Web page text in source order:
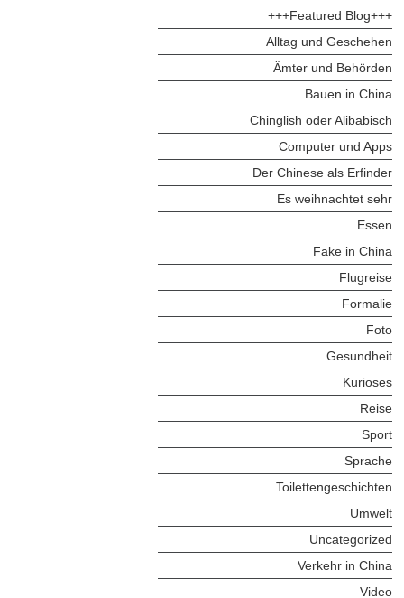
+++Featured Blog+++
Alltag und Geschehen
Ämter und Behörden
Bauen in China
Chinglish oder Alibabisch
Computer und Apps
Der Chinese als Erfinder
Es weihnachtet sehr
Essen
Fake in China
Flugreise
Formalie
Foto
Gesundheit
Kurioses
Reise
Sport
Sprache
Toilettengeschichten
Umwelt
Uncategorized
Verkehr in China
Video